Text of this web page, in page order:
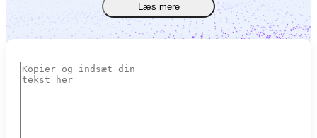
Læs mere